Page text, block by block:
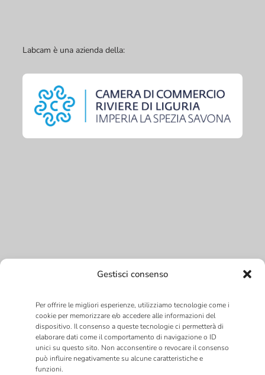
Gestisci consenso
Per offrire le migliori esperienze, utilizziamo tecnologie come i
cookie per memorizzare e/o accedere alle informazioni del
dispositivo. Il consenso a queste tecnologie ci permetterà di
elaborare dati come il comportamento di navigazione o ID
unici su questo sito. Non acconsentire o revocare il consenso
può influire negativamente su alcune caratteristiche e
funzioni.
Labcam è una azienda della: